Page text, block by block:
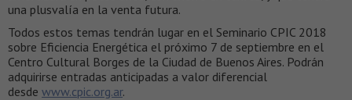
una plusvalía en la venta futura.
Todos estos temas tendrán lugar en el Seminario CPIC 2018
sobre Eficiencia Energética el próximo 7 de septiembre en el
Centro Cultural Borges de la Ciudad de Buenos Aires. Podrán
adquirirse entradas anticipadas a valor diferencial
desde www.cpic.org.ar.